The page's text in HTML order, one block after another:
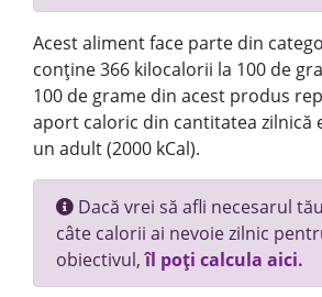
Acest aliment face parte din
conține 366 kilocalorii la 100 de
100 de grame din acest produs
aport caloric din cantitatea zilnică
un adult (2000 kCal).
Dacă vrei să afli necesarul
câte calorii ai nevoie zilnic
obiectivul,îl poți calcula aici.